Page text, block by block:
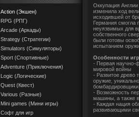
Action (Экшен)
RPG (РПГ)
Arcade (Аркады)
Strategy (Стратегии)
Simulators (Симуляторы)
Sport (Спортивные)
Adventure (Приключения)
Logic (Логические)
Quest (Квест)
Various (Разные)
Mini games (Мини игры)
Софт для игр
Оккупация
изменила ход
исходившей от
Германия смогла
неуязвимых для
собственного
были готовы
испытанием
Особенности
- Первая научно-
мировой войны
- Развитое древо
оружие,
- Возможность
машины, а также
- Каждая нация
развивающими